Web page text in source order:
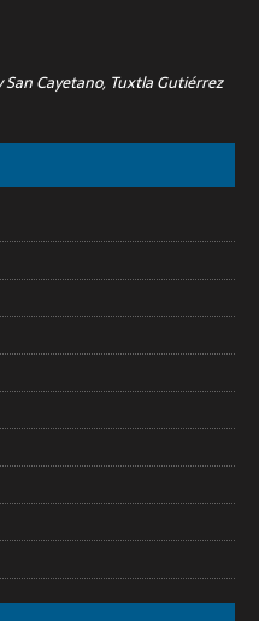
San Cayetano, Tuxtla Gutiérrez